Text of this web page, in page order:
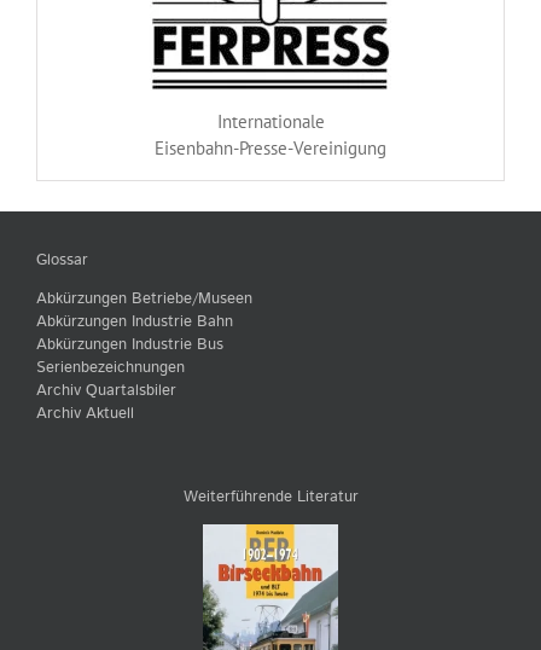
Internationale
Eisenbahn-Presse-Vereinigung
Glossar
Abkürzungen Betriebe/Museen
Abkürzungen Industrie Bahn
Abkürzungen Industrie Bus
Serienbezeichnungen
Archiv Quartalsbiler
Archiv Aktuell
Weiterführende Literatur